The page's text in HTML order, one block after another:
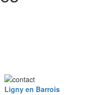
Ligny en Barrois